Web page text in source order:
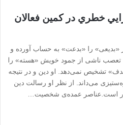
خطري در كمين فعالان
«بدیعی» را «بدعت» به حساب آورده و
تعصب ناشی از جمود خویش «هسته» را
تشخیص نمی‌دهد. او دین و در نتیجه
می‌داند. از نظر او رسالت دین
است.عناصر عمده‌ی شخصیت…